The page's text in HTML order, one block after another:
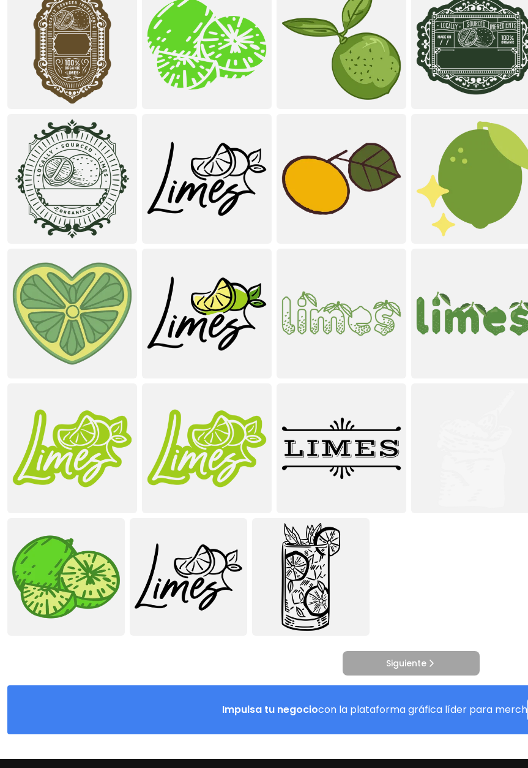
Siguiente
Impulsa tu negociocon la plataforma gráfica líder para merch